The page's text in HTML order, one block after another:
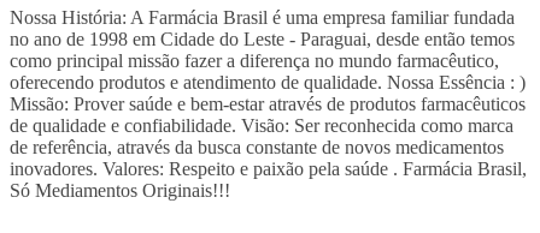
Nossa História: A Farmácia Brasil é uma empresa familiar fundada
no ano de 1998 em Cidade do Leste - Paraguai, desde então temos
como principal missão fazer a diferença no mundo farmacêutico,
oferecendo produtos e atendimento de qualidade. Nossa Essência : )
Missão: Prover saúde e bem-estar através de produtos farmacêuticos
de qualidade e confiabilidade. Visão: Ser reconhecida como marca
de referência, através da busca constante de novos medicamentos
inovadores. Valores: Respeito e paixão pela saúde . Farmácia Brasil,
Só Mediamentos Originais!!!